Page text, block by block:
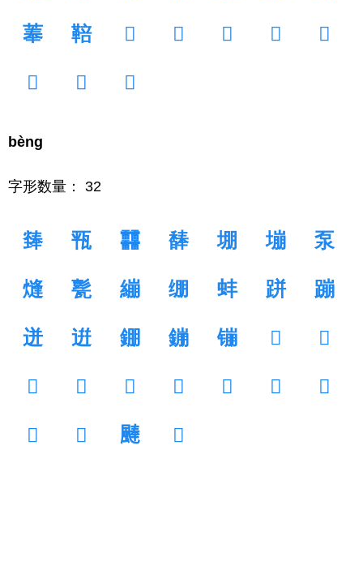
菶 鞛 𤫬 𥀂 𦂌 𧑑 𧚭
𨓁 𩊌 𩑚
bèng
字形数量： 32
㷯 㼞 䨻 䭰 堋 塴 泵
熢 甏 繃 绷 蚌 跰 蹦
迸 逬 錋 鏰 镚 𡎾 𡾛
𥖗 𥦜 𦝷 𦺑 𧩱 𧻓 𨆊
𨹹 𩂦 𩗴 𪔑